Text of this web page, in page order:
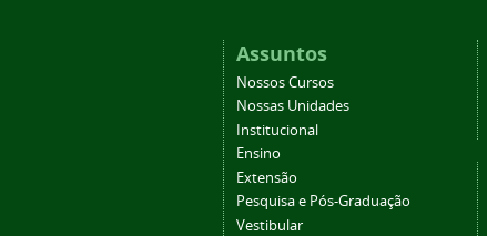
Assuntos
Nossos Cursos
Nossas Unidades
Institucional
Ensino
Extensão
Pesquisa e Pós-Graduação
Vestibular